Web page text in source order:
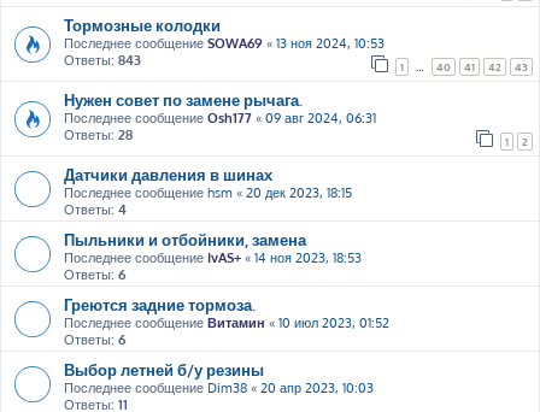
Тормозные колодки
Последнее сообщение SOWA69 « 13 ноя 2024, 10:53
Ответы: 843 1 40 41 42 43
Нужен совет по замене рычага.
Последнее сообщение Osh177 « 09 авг 2024, 06:31
Ответы: 28 1 2
Датчики давления в шинах
Последнее сообщение hsm « 20 дек 2023, 18:15
Ответы: 4
Пыльники и отбойники, замена
Последнее сообщение IvAS+ « 14 ноя 2023, 18:53
Ответы: 6
Греются задние тормоза.
Последнее сообщение Витамин « 10 июл 2023, 01:52
Ответы: 6
Выбор летней б/у резины
Последнее сообщение Dim38 « 20 апр 2023, 10:03
Ответы: 11